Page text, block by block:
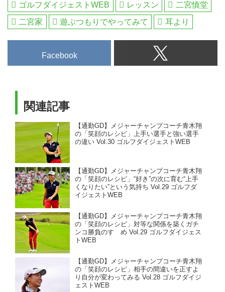
ゴルフダイジェストWEB
レッスン
二宮慎堂
二宮家
遊ぶつもりでやってみて 耳より
Facebook
関連記事
【通勤GD】メジャーチャンプコーチ青木翔
の「笑顔のレシピ」上手い選手と強い選手
の違い Vol.30 ゴルフダイジェストWEB
【通勤GD】メジャーチャンプコーチ青木翔
の「笑顔のレシピ」“好き”の次に育む“上手
くなりたい”という気持ち Vol.29 ゴルフダ
イジェストWEB
【通勤GD】メジャーチャンプコーチ青木翔
の「笑顔のレシピ」対等な関係を築くガチ
ンコ勝負のすゝめ Vol.29 ゴルフダイジェス
トWEB
【通勤GD】メジャーチャンプコーチ青木翔
の「笑顔のレシピ」相手の間違いを正すよ
り自分が変わってみる Vol.28 ゴルフダイジ
ェストWEB